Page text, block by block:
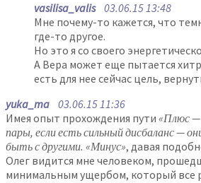
vasilisa_valis03.06.15 13:48
Мне почему-то кажется, что
где-то другое.
Но это я со своего
А Вера может еще пытается
есть для нее сейчас цель,
yuka_ma 03.06.15 11:36
Имея опыт прохождения пути «Плюс —
пары, если есть сильный дисбаланс —
быть с другими. «Минус», давая
Олег видится мне человеком,
минимальным ущербом, который все